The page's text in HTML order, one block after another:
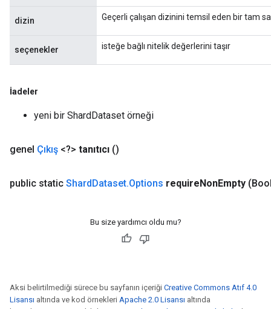
dizin Geçerli çalışan dizinini temsil eden bir tam
seçenekler isteğe bağlı nitelik değerlerini taşır
İadeler
yeni bir ShardDataset örneği
genel Çıkış <?> tanıtıcı ()
public static ShardDataset.Options requireNonEmpty
Bu size yardımcı oldu mu?
Aksi belirtilmediği sürece bu sayfanın içeriği Creative Commons Atıf 4.0
Lisansı altında ve kod örnekleri Apache 2.0 Lisansı altında